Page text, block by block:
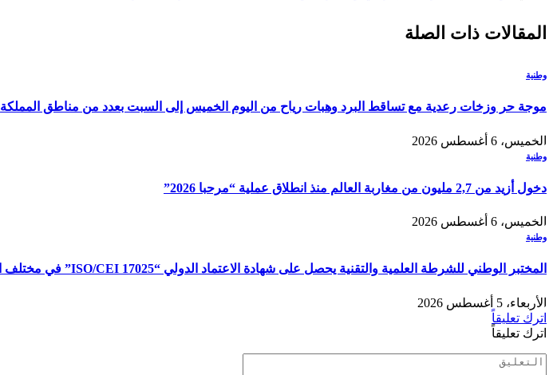
المقالات ذات الصلة
وطنية
موجة حر وزخات رعدية مع تساقط البرد وهبات رياح من اليوم الخميس إلى السبت بعدد من مناطق المملكة
الخميس، 6 أغسطس 2026
وطنية
دخول أزيد من 2,7 مليون من مغاربة العالم منذ انطلاق عملية “مرحبا 2026”
الخميس، 6 أغسطس 2026
وطنية
المختبر الوطني للشرطة العلمية والتقنية يحصل على شهادة الاعتماد الدولي “ISO/CEI 17025” في مختلف التخصصات والخبرات الشرعية
الأربعاء، 5 أغسطس 2026
اترك تعليقاً
اترك تعليقاً